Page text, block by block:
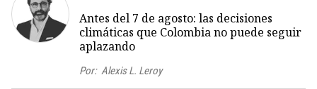
Antes del 7 de agosto: las decisiones
climáticas que Colombia no puede seguir
aplazando
Por: Alexis L. Leroy